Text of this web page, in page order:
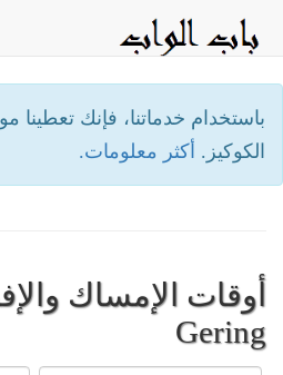
باستخدام خدماتنا، فإنك تعطينا
الكوكيز. أكثر معلومات.
أوقات الإمساك
Gering